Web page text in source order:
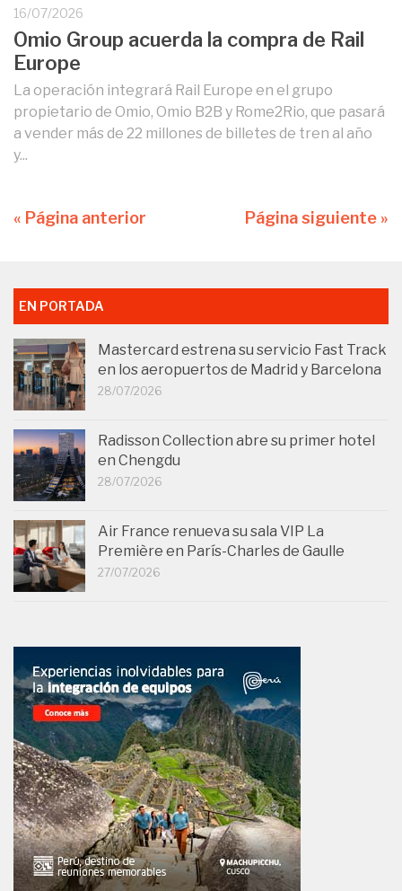
16/07/2026
Omio Group acuerda la compra de Rail
Europe
La operación integrará Rail Europe en el grupo
propietario de Omio, Omio B2B y Rome2Rio, que pasará
a vender más de 22 millones de billetes de tren al año
y...
« Página anterior Página siguiente »
EN PORTADA
Mastercard estrena su servicio Fast Track
en los aeropuertos de Madrid y Barcelona
28/07/2026
Radisson Collection abre su primer hotel
en Chengdu
28/07/2026
Air France renueva su sala VIP La
Première en París-Charles de Gaulle
27/07/2026